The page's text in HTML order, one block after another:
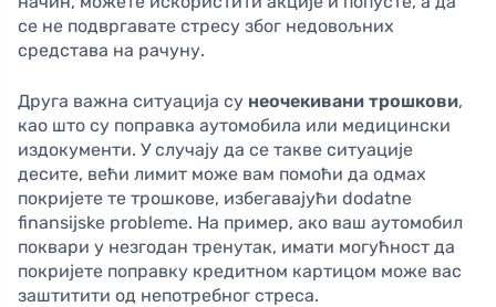
се не подвргавате стресу због недовољних
средстава на рачуну.
Друга важна ситуација су неочекивани трошкови,
као што су поправка аутомобила или медицински
издокументи. У случају да се такве ситуације
десите, већи лимит може вам помоћи да одмах
покријете те трошкове, избегавајући dodatne
finansijske probleme. На пример, ако ваш аутомобил
поквари у незгодан тренутак, имати могућност да
покријете поправку кредитном картицом може вас
заштитити од непотребног стреса.